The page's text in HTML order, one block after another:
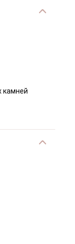
камней